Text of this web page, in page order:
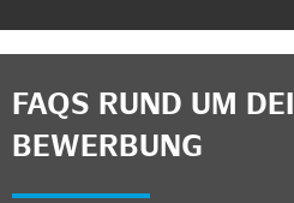
FAQS RUND UM
BEWERBUNG